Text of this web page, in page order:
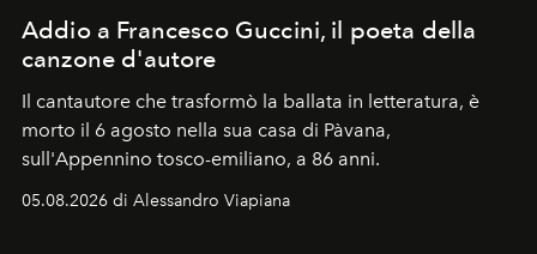
Addio a Francesco Guccini, il poeta della
canzone d'autore
Il cantautore che trasformò la ballata in letteratura, è
morto il 6 agosto nella sua casa di Pàvana,
sull'Appennino tosco-emiliano, a 86 anni.
05.08.2026 di Alessandro Viapiana